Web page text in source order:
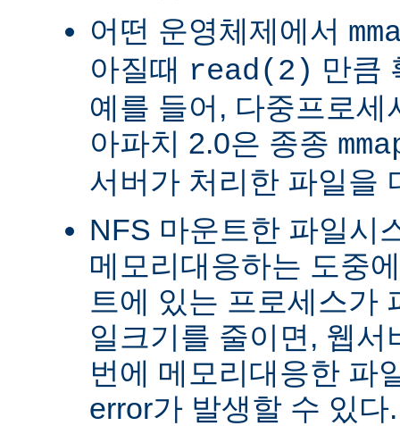
어떤 운영체제에서
아질때 read(2) 만큼
예를 들어, 다중프로
아파치 2.0은 종종
서버가 처리한 파일을
NFS 마운트한 파일시
메모리대응하는 도중
트에 있는 프로세스가
일크기를 줄이면, 웹
번에 메모리대응한 파
error가 발생할 수 있다.